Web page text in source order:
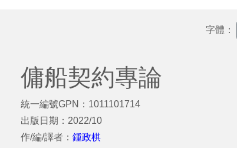
字體：
傭船契約專論
統一編號GPN：1011101714
出版日期：2022/10
作/編/譯者： 鍾政棋